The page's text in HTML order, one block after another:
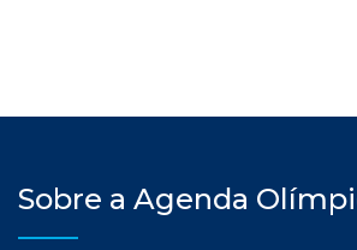
Sobre a Agenda